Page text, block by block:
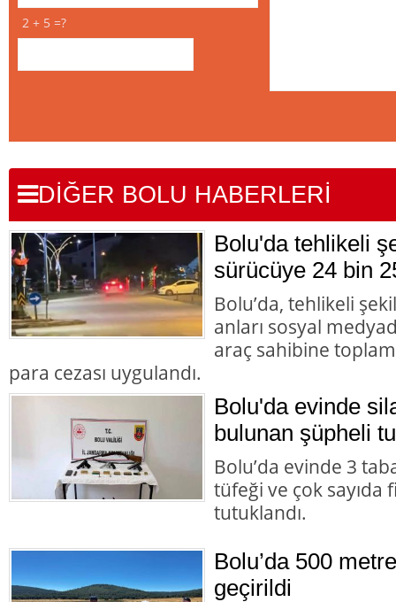
2 + 5 =?
DİĞER BOLU HABERLERİ
Bolu'da tehlikeli
sürücüye 24 bin
Bolu’da, tehlikeli
anları sosyal
araç sahibine
para cezası uygulandı.
Bolu'da evinde
bulunan şüpheli
Bolu’da evinde 3
tüfeği ve çok
tutuklandı.
Bolu’da 500
geçirildi